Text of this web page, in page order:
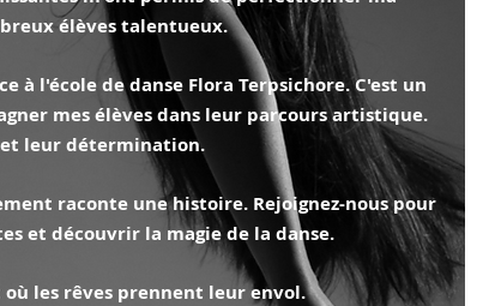
élèves talentueux.
à l'école de danse Flora Terpsichore. C'est un
mes élèves dans leur parcours artistique.
leur détermination.
raconte une histoire. Rejoignez-nous pour
et découvrir la magie de la danse.
les rêves prennent leur envol.